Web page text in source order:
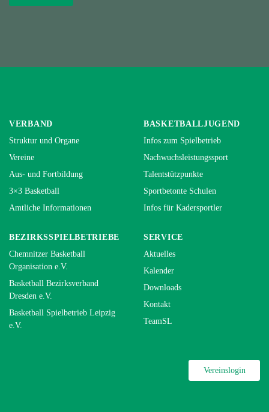
VERBAND
Struktur und Organe
Vereine
Aus- und Fortbildung
3×3 Basketball
Amtliche Informationen
BASKETBALLJUGEND
Infos zum Spielbetrieb
Nachwuchsleistungssport
Talentstützpunkte
Sportbetonte Schulen
Infos für Kadersportler
BEZIRKSSPIELBETRIEBE
Chemnitzer Basketball
Organisation e.V.
Basketball Bezirksverband
Dresden e.V.
Basketball Spielbetrieb Leipzig
e.V.
SERVICE
Aktuelles
Kalender
Downloads
Kontakt
TeamSL
Vereinslogin